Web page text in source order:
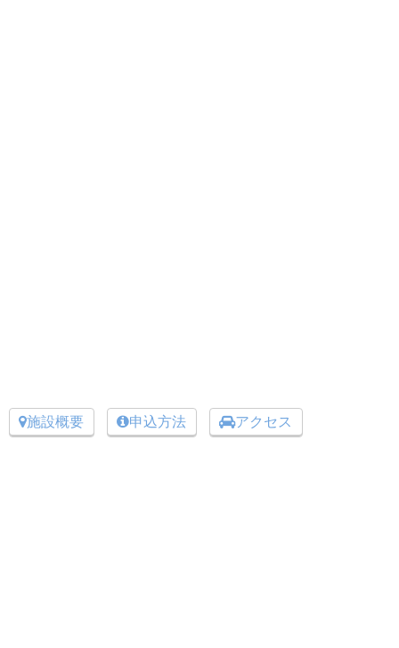
施設概要 申込方法 アクセス